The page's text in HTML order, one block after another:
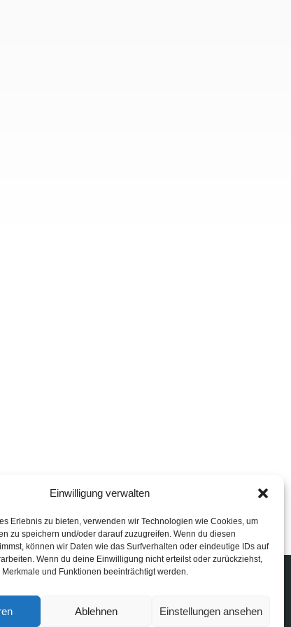
Einwilligung verwalten
Erlebnis zu bieten, verwenden wir Technologien wie Cookies, um
zu speichern und/oder darauf zuzugreifen. Wenn du diesen
können wir Daten wie das Surfverhalten oder eindeutige IDs auf
Wenn du deine Einwilligung nicht erteilst oder zurückziehst,
Merkmale und Funktionen beeinträchtigt werden.
Ablehnen Einstellungen ansehen